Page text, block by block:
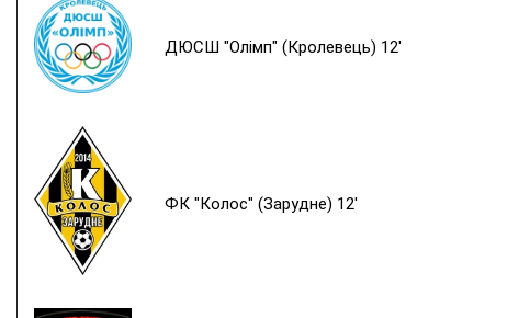
ДЮСШ "Олімп" (Кролевець) 12'
ФК "Колос" (Зарудне) 12'